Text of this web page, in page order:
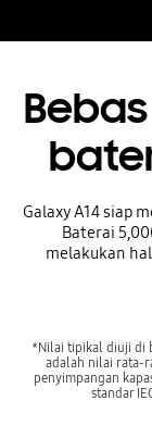
Galaxy A14 siap
Baterai
melakukan
*Nilai tipikal diuji di
adalah nilai rata-
penyimpangan
standar